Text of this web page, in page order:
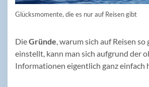
Glücksmomente, die es nur auf Reisen gibt
DieGründe , warum sich auf Reisen
einstellt, kann man sich aufgrund der
Informationen eigentlich ganz einfach